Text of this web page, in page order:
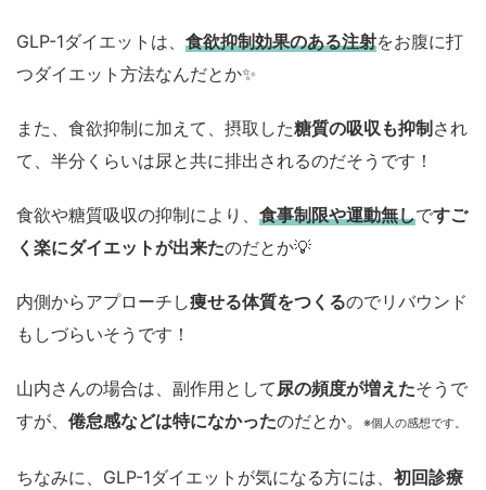
GLP-1ダイエットは、 食欲抑制効果のある注射をお腹に打
つダイエット方法なんだとか✨
また、食欲抑制に加えて、摂取した糖質の吸収も抑制 され
て、半分くらいは尿と共に排出されるのだそうです！
食欲や糖質吸収の抑制により、 食事制限や運動無しですご
く楽にダイエットが出来たのだとか💡
内側からアプローチし痩せる体質をつくるのでリバウンド
もしづらいそうです！
山内さんの場合は、副作用として尿の頻度が増えたそうで
すが、 倦怠感などは特になかったのだとか。 ※個人の感想です。
ちなみに、GLP-1ダイエットが気になる方には、 初回診療